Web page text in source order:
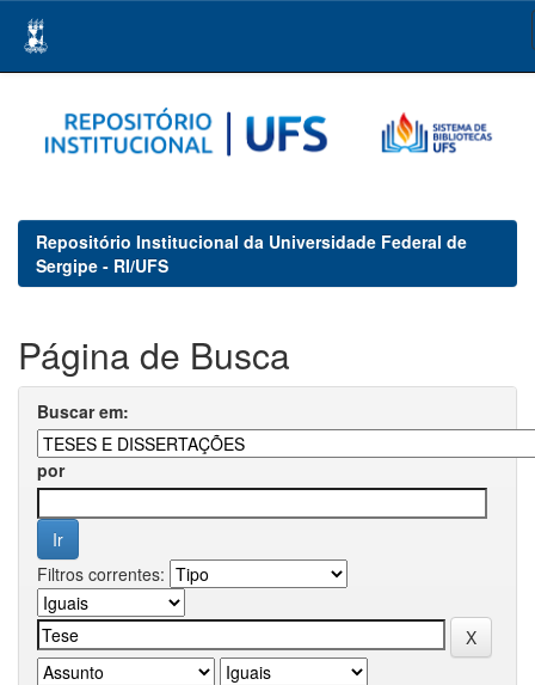
navigation
Repositório Institucional da Universidade Federal de
Sergipe - RI/UFS
Página de Busca
Buscar em:
por
Filtros correntes: